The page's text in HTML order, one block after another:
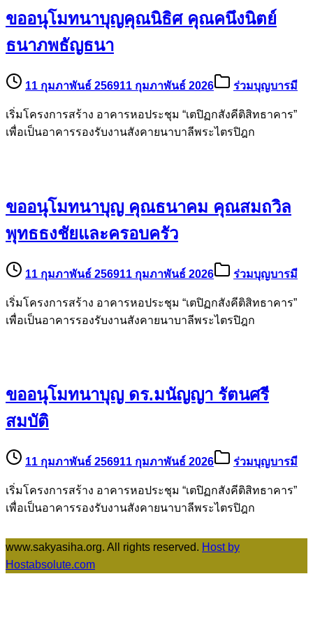
ขออนุโมทนาบุญคุณนิธิศ คุณคนึงนิตย์
ธนาภพธัญธนา
11 กุมภาพันธ์ 256911 กุมภาพันธ์ 2026 ร่วมบุญบารมี
เริ่มโครงการสร้าง อาคารหอประชุม “เตปิฏกสังคีติสิทธาคาร”
เพื่อเป็นอาคารรองรับงานสังคายนาบาลีพระไตรปิฎก
ขออนุโมทนาบุญ คุณธนาคม คุณสมถวิล
พุทธธงชัยและครอบครัว
11 กุมภาพันธ์ 256911 กุมภาพันธ์ 2026 ร่วมบุญบารมี
เริ่มโครงการสร้าง อาคารหอประชุม “เตปิฏกสังคีติสิทธาคาร”
เพื่อเป็นอาคารรองรับงานสังคายนาบาลีพระไตรปิฎก
ขออนุโมทนาบุญ ดร.มนัญญา รัตนศรี
สมบัติ
11 กุมภาพันธ์ 256911 กุมภาพันธ์ 2026 ร่วมบุญบารมี
เริ่มโครงการสร้าง อาคารหอประชุม “เตปิฏกสังคีติสิทธาคาร”
เพื่อเป็นอาคารรองรับงานสังคายนาบาลีพระไตรปิฎก
www.sakyasiha.org. All rights reserved. Host by
Hostabsolute.com